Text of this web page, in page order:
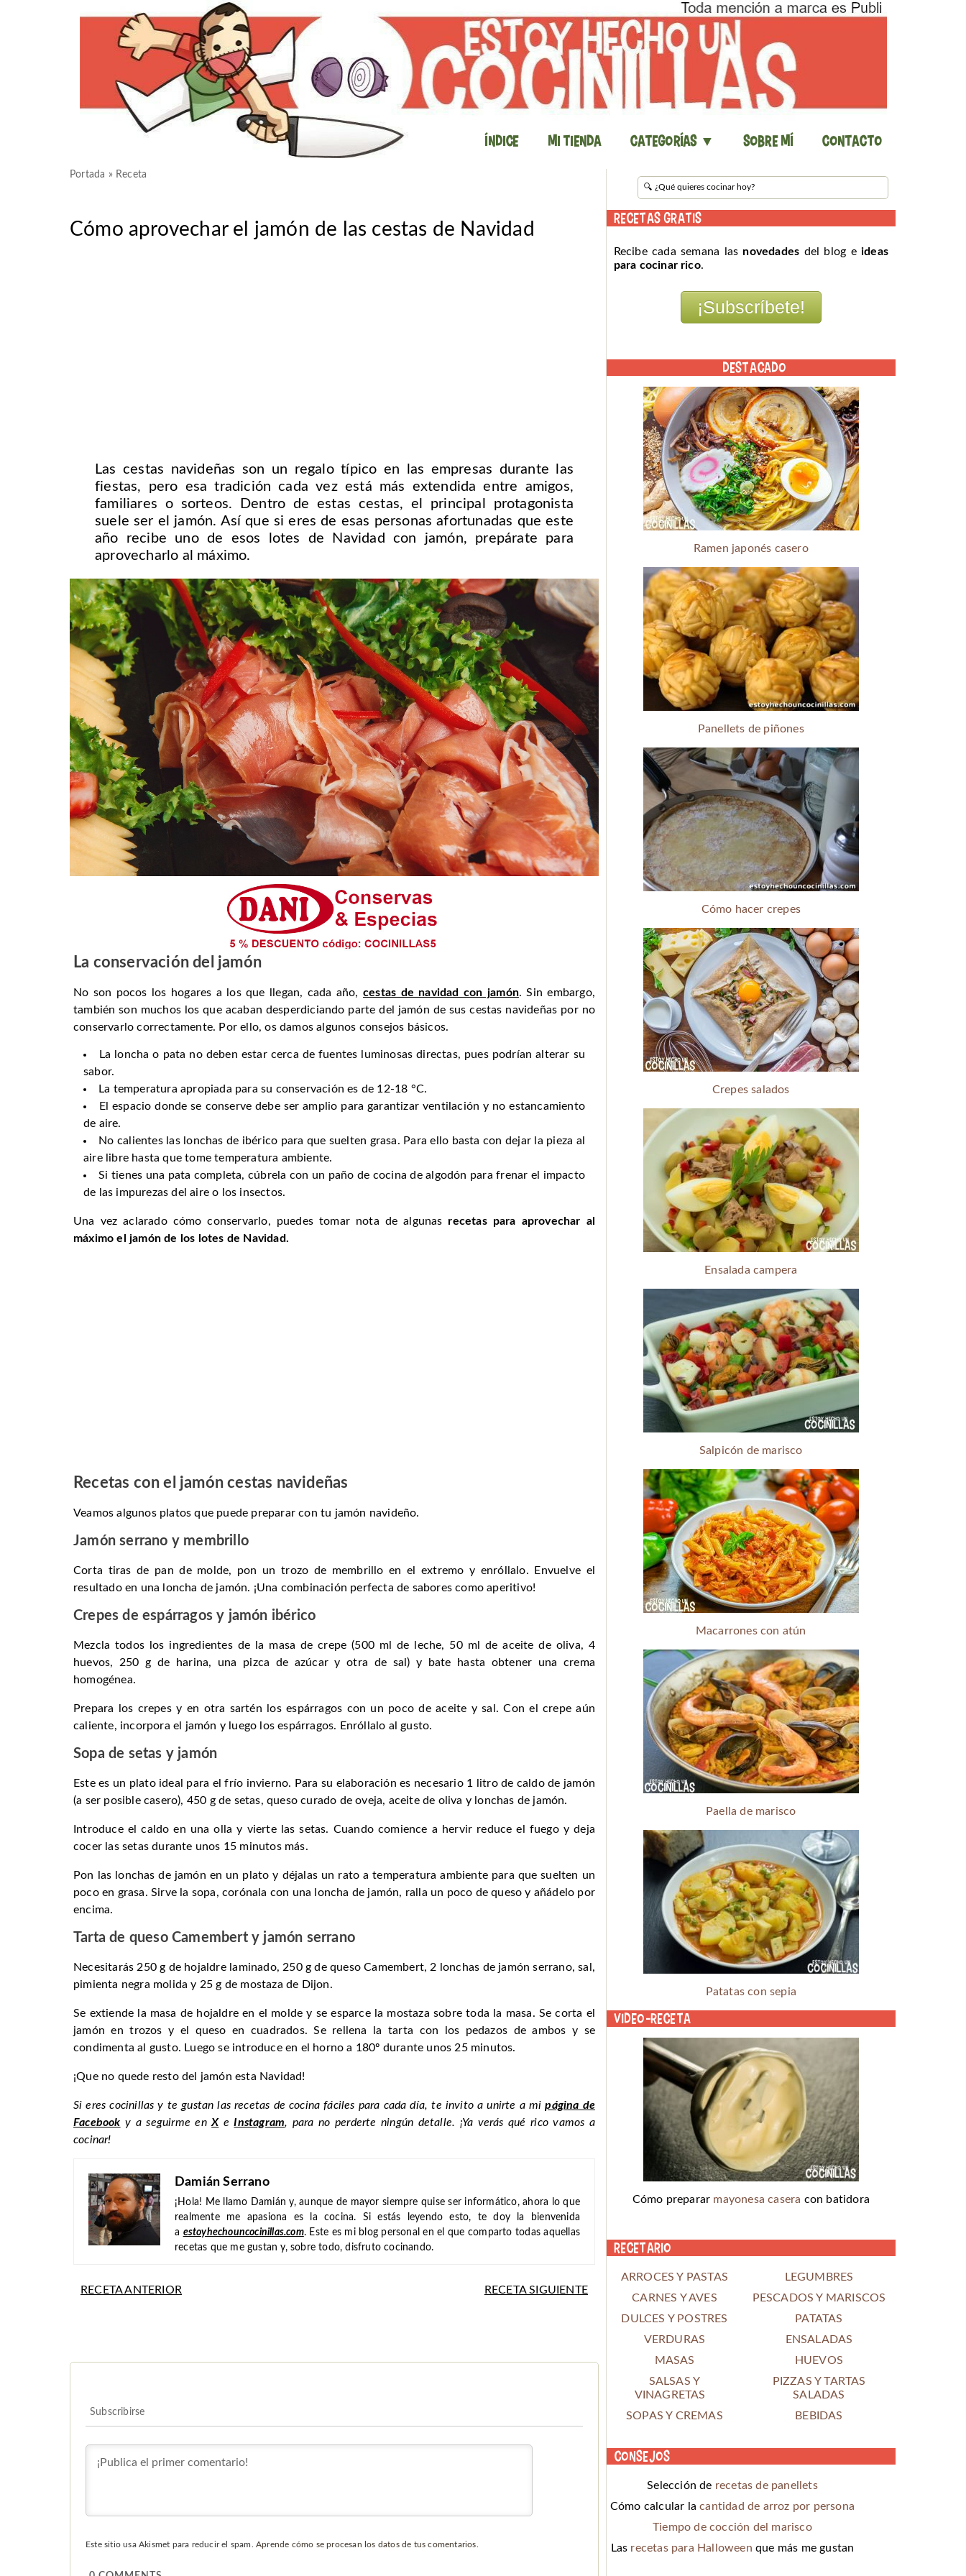
Índice Mi Tienda Categorías ▼ Sobre mí Contacto
Portada » Receta
Cómo aprovechar el jamón de las cestas de Navidad
Las cestas navideñas son un regalo típico en las empresas durante las
fiestas, pero esa tradición cada vez está más extendida entre amigos,
familiares o sorteos. Dentro de estas cestas, el principal protagonista
suele ser el jamón. Así que si eres de esas personas afortunadas que este
año recibe uno de esos lotes de Navidad con jamón, prepárate para
aprovecharlo al máximo.
La conservación del jamón
No son pocos los hogares a los que llegan, cada año, cestas de navidad con jamón. Sin embargo,
también son muchos los que acaban desperdiciando parte del jamón de sus cestas navideñas por no
conservarlo correctamente. Por ello, os damos algunos consejos básicos.
La loncha o pata no deben estar cerca de fuentes luminosas directas, pues podrían alterar su
sabor.
La temperatura apropiada para su conservación es de 12-18 °C.
El espacio donde se conserve debe ser amplio para garantizar ventilación y no estancamiento
de aire.
No calientes las lonchas de ibérico para que suelten grasa. Para ello basta con dejar la pieza al
aire libre hasta que tome temperatura ambiente.
Si tienes una pata completa, cúbrela con un paño de cocina de algodón para frenar el impacto
de las impurezas del aire o los insectos.
Una vez aclarado cómo conservarlo, puedes tomar nota de algunas recetas para aprovechar al
máximo el jamón de los lotes de Navidad.
Recetas con el jamón cestas navideñas
Veamos algunos platos que puede preparar con tu jamón navideño.
Jamón serrano y membrillo
Corta tiras de pan de molde, pon un trozo de membrillo en el extremo y enróllalo. Envuelve el
resultado en una loncha de jamón. ¡Una combinación perfecta de sabores como aperitivo!
Crepes de espárragos y jamón ibérico
Mezcla todos los ingredientes de la masa de crepe (500 ml de leche, 50 ml de aceite de oliva, 4
huevos, 250 g de harina, una pizca de azúcar y otra de sal) y bate hasta obtener una crema
homogénea.
Prepara los crepes y en otra sartén los espárragos con un poco de aceite y sal. Con el crepe aún
caliente, incorpora el jamón y luego los espárragos. Enróllalo al gusto.
Sopa de setas y jamón
Este es un plato ideal para el frío invierno. Para su elaboración es necesario 1 litro de caldo de jamón
(a ser posible casero), 450 g de setas, queso curado de oveja, aceite de oliva y lonchas de jamón.
Introduce el caldo en una olla y vierte las setas. Cuando comience a hervir reduce el fuego y deja
cocer las setas durante unos 15 minutos más.
Pon las lonchas de jamón en un plato y déjalas un rato a temperatura ambiente para que suelten un
poco en grasa. Sirve la sopa, corónala con una loncha de jamón, ralla un poco de queso y añádelo por
encima.
Tarta de queso Camembert y jamón serrano
Necesitarás 250 g de hojaldre laminado, 250 g de queso Camembert, 2 lonchas de jamón serrano, sal,
pimienta negra molida y 25 g de mostaza de Dijon.
Se extiende la masa de hojaldre en el molde y se esparce la mostaza sobre toda la masa. Se corta el
jamón en trozos y el queso en cuadrados. Se rellena la tarta con los pedazos de ambos y se
condimenta al gusto. Luego se introduce en el horno a 180º durante unos 25 minutos.
¡Que no quede resto del jamón esta Navidad!
Si eres cocinillas y te gustan las recetas de cocina fáciles para cada día, te invito a unirte a mipágina de
Facebook y a seguirme enXeInstagram, para no perderte ningún detalle. ¡Ya verás qué rico vamos a
cocinar!
Damián Serrano
¡Hola! Me llamo Damián y, aunque de mayor siempre quise ser informático, ahora lo que
realmente me apasiona es la cocina. Si estás leyendo esto, te doy la bienvenida
a estoyhechouncocinillas.com. Este es mi blog personal en el que comparto todas aquellas
recetas que me gustan y, sobre todo, disfruto cocinando.
RECETA ANTERIOR RECETA SIGUIENTE
Subscribirse
Este sitio usa Akismet para reducir el spam. Aprende cómo se procesan los datos de tus comentarios.
RECETAS GRATIS
Recibe cada semana las novedades del blog e ideas
para cocinar rico.
DESTACADO
Ramen japonés casero
Panellets de piñones
Cómo hacer crepes
Crepes salados
Ensalada campera
Salpicón de marisco
Macarrones con atún
Paella de marisco
Patatas con sepia
Video-receta
Cómo preparar mayonesa casera con batidora
Recetario
ARROCES Y PASTAS
LEGUMBRES
CARNES Y AVES
PESCADOS Y MARISCOS
DULCES Y POSTRES
PATATAS
VERDURAS
ENSALADAS
MASAS
HUEVOS
SALSAS Y
VINAGRETAS
PIZZAS Y TARTAS
SALADAS
SOPAS Y CREMAS
BEBIDAS
Consejos
Selección de recetas de panellets
Cómo calcular lacantidad de arroz por persona
Tiempo de cocción del marisco
Las recetas para Halloween que más me gustan